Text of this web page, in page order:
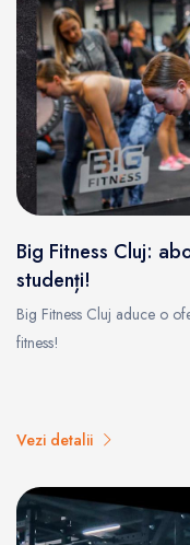
Big Fitness Cluj:
studenți!
Big Fitness Cluj aduce o
fitness!
Vezi detalii